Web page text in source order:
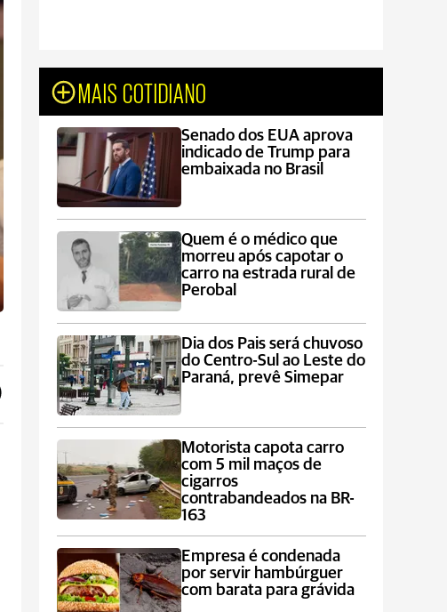
MAIS COTIDIANO
Senado dos EUA aprova
indicado de Trump para
embaixada no Brasil
Quem é o médico que
morreu após capotar o
carro na estrada rural de
Perobal
Dia dos Pais será chuvoso
do Centro-Sul ao Leste do
Paraná, prevê Simepar
Motorista capota carro
com 5 mil maços de
cigarros
contrabandeados na BR-
163
Empresa é condenada
por servir hambúrguer
com barata para grávida